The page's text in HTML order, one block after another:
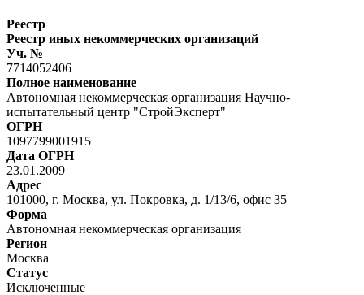
Реестр
Реестр иных некоммерческих организаций
Уч. №
7714052406
Полное наименование
Автономная некоммерческая организация Научно-
испытательный центр "СтройЭксперт"
ОГРН
1097799001915
Дата ОГРН
23.01.2009
Адрес
101000, г. Москва, ул. Покровка, д. 1/13/6, офис 35
Форма
Автономная некоммерческая организация
Регион
Москва
Статус
Исключенные